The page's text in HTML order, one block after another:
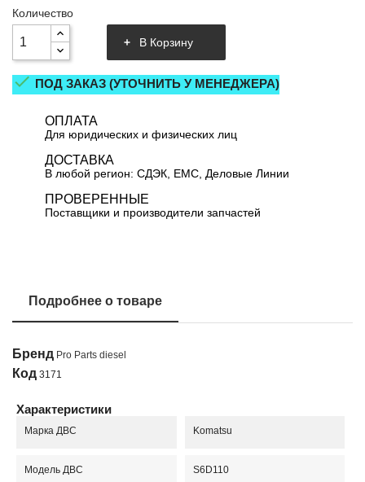
Количество
В Корзину
 ПОД ЗАКАЗ (УТОЧНИТЬ У МЕНЕДЖЕРА)
ОПЛАТА
Для юридических и физических лиц
ДОСТАВКА
В любой регион: СДЭК, ЕМС, Деловые Линии
ПРОВЕРЕННЫЕ
Поставщики и производители запчастей
Подробнее о товаре
Бренд Pro Parts diesel
Код 3171
Характеристики
Марка ДВС Komatsu
Модель ДВС S6D110